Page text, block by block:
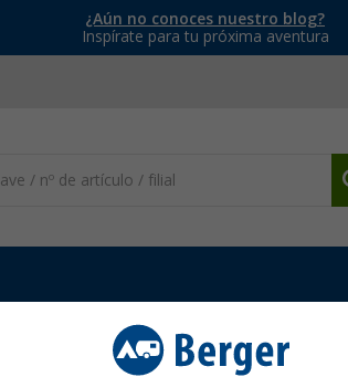
¿Aún no conoces nuestro blog?
Inspírate para tu próxima aventura
Pantalones de senderismo Columbia